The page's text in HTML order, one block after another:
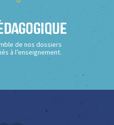
de nos dossiers
à l’enseignement.